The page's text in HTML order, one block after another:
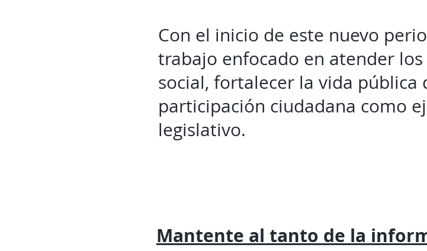
Con el inicio de este nuevo
trabajo enfocado en atender
social, fortalecer la vida pública
participación ciudadana como
legislativo.
Mantente al tanto de la